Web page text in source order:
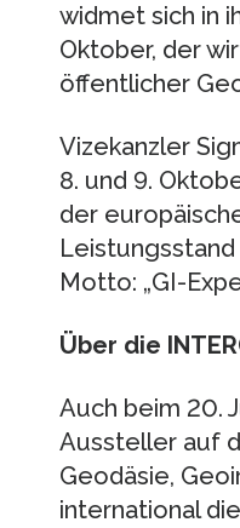
widmet sich in
Oktober, der
öffentlicher
Vizekanzler
8. und 9.
der
Motto: „GI-
Über die
Auch beim 20.
Aussteller auf
Geodäsie,
international